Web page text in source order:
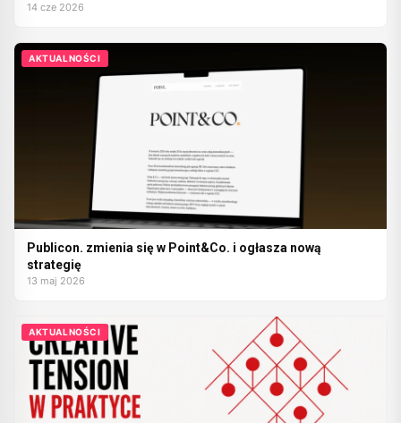
14 cze 2026
AKTUALNOŚCI
Publicon. zmienia się w Point&Co. i ogłasza nową
strategię
13 maj 2026
AKTUALNOŚCI